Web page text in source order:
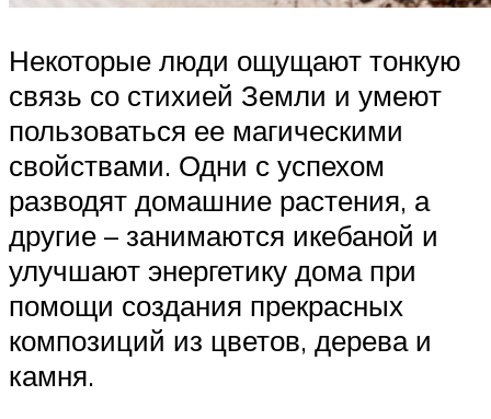
Некоторые люди ощущают тонкую
связь со стихией Земли и умеют
пользоваться ее магическими
свойствами. Одни с успехом
разводят домашние растения, а
другие – занимаются икебаной и
улучшают энергетику дома при
помощи создания прекрасных
композиций из цветов, дерева и
камня.